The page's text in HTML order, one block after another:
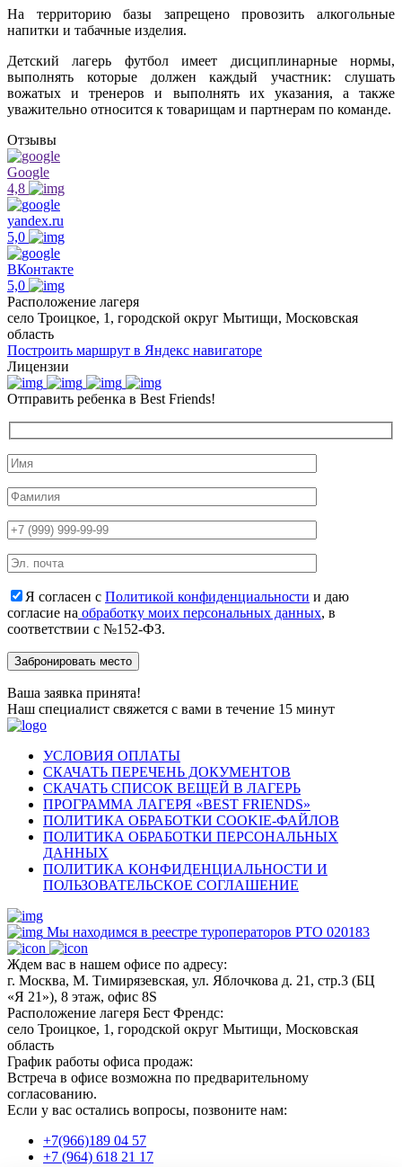
На территорию базы запрещено провозить алкогольные
напитки и табачные изделия.
Детский лагерь футбол имеет дисциплинарные нормы,
выполнять которые должен каждый участник: слушать
вожатых и тренеров и выполнять их указания, а также
уважительно относится к товарищам и партнерам по команде.
Отзывы
Google
4,8
yandex.ru
5,0
ВКонтакте
5,0
Расположение лагеря
село Троицкое, 1, городской округ Мытищи, Московская
область
Построить маршрут в Яндекс навигаторе
Лицензии
Отправить ребенка в Best Friends!
Я согласен с Политикой конфиденциальности и даю
согласие на обработку моих персональных данных, в
соответствии с №152-ФЗ.
Ваша заявка принята!
Наш специалист свяжется с вами в течение 15 минут
УСЛОВИЯ ОПЛАТЫ
СКАЧАТЬ ПЕРЕЧЕНЬ ДОКУМЕНТОВ
СКАЧАТЬ СПИСОК ВЕЩЕЙ В ЛАГЕРЬ
ПРОГРАММА ЛАГЕРЯ «BEST FRIENDS»
ПОЛИТИКА ОБРАБОТКИ COOKIE-ФАЙЛОВ
ПОЛИТИКА ОБРАБОТКИ ПЕРСОНАЛЬНЫХ
ДАННЫХ
ПОЛИТИКА КОНФИДЕНЦИАЛЬНОСТИ И
ПОЛЬЗОВАТЕЛЬСКОЕ СОГЛАШЕНИЕ
Мы находимся в реестре туроператоров РТО 020183
Ждем вас в нашем офисе по адресу:
г. Москва, М. Тимирязевская, ул. Яблочкова д. 21, стр.3 (БЦ
«Я 21»), 8 этаж, офис 8S
Расположение лагеря Бест Френдс:
село Троицкое, 1, городской округ Мытищи, Московская
область
График работы офиса продаж:
Встреча в офисе возможна по предварительному
согласованию.
Если у вас остались вопросы, позвоните нам:
+7(966)189 04 57
+7 (964) 618 21 17